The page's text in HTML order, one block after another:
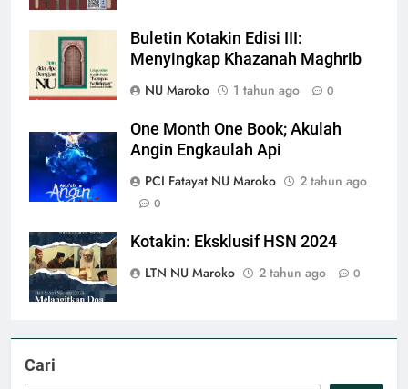
Buletin Kotakin Edisi III:
Menyingkap Khazanah Maghrib
NU Maroko
1 tahun ago 0
One Month One Book; Akulah
Angin Engkaulah Api
PCI Fatayat NU Maroko
2 tahun ago
0
Kotakin: Eksklusif HSN 2024
LTN NU Maroko
2 tahun ago 0
Cari